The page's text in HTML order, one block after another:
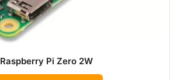
Raspberry Pi Zero 2W